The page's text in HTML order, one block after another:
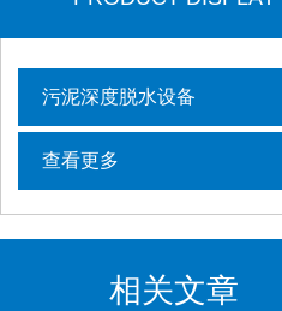
污泥深度脱水设备
查看更多
相关文章